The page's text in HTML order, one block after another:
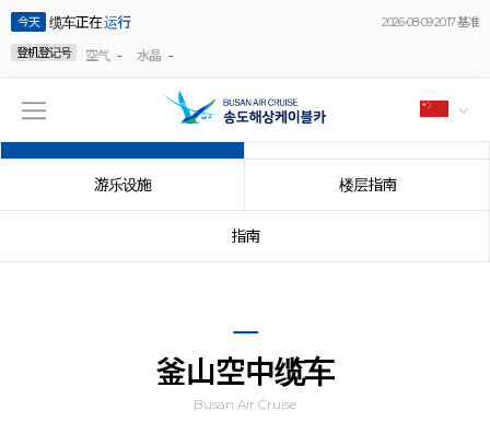
今天 缆车正在运行
2026-08-09 20:17 基准
登机登记号
空气 - 水晶 -
游乐设施 楼层指南
指南
釜山空中缆车
Busan Air Cruise